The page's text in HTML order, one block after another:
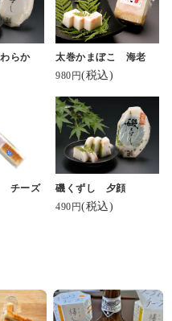
らか
太巻かまぼこ 海老
980円(税込)
チーズ
磯くずし 夕顔
490円(税込)